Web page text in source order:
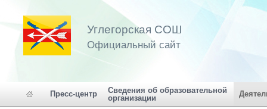
Углегорская СОШ
Официальный сайт
Пресс-центр
Сведения об образовательной
организации